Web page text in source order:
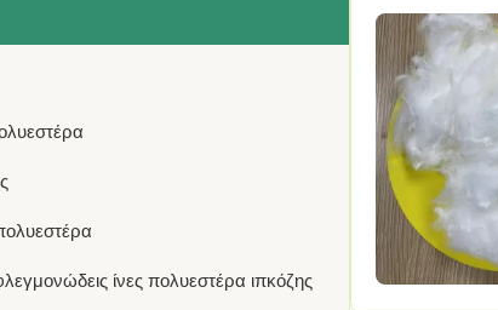
ίνες πολυεστέρα ιπκόζης